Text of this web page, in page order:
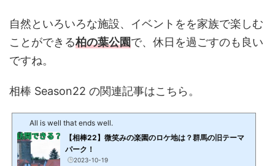
自然といろいろな施設、イベントをを家族で楽しむ
ことができる柏の葉公園で、休日を過ごすのも良い
ですね。
相棒 Season22 の関連記事はこちら。
All is well that ends well.
【相棒22】微笑みの楽園のロケ地は？群馬の旧テーマ
パーク！
2023-10-19